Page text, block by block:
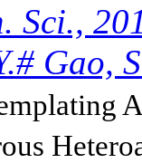
Sci.,
Gao,